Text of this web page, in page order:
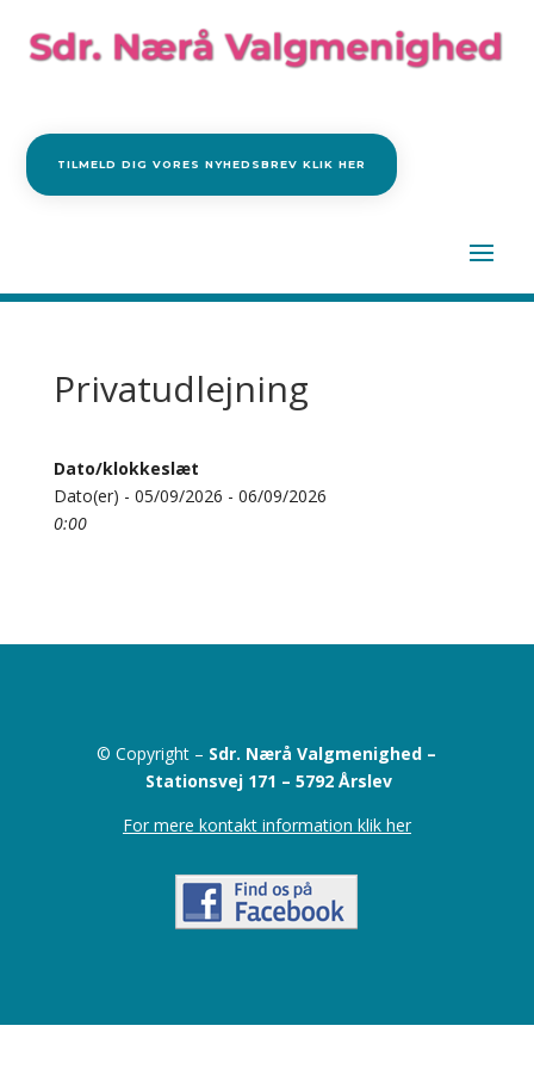
TILMELD DIG VORES NYHEDSBREV KLIK HER
Privatudlejning
Dato/klokkeslæt
Dato(er) - 05/09/2026 - 06/09/2026
0:00
© Copyright – Sdr. Nærå Valgmenighed –
Stationsvej 171 –5792 Årslev
For mere kontakt information klik her